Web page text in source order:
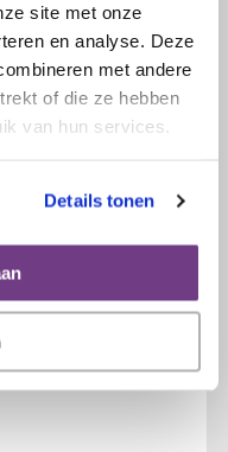
site met onze
en analyse. Deze
met andere
of die ze hebben
van hun services.
Details tonen
bij